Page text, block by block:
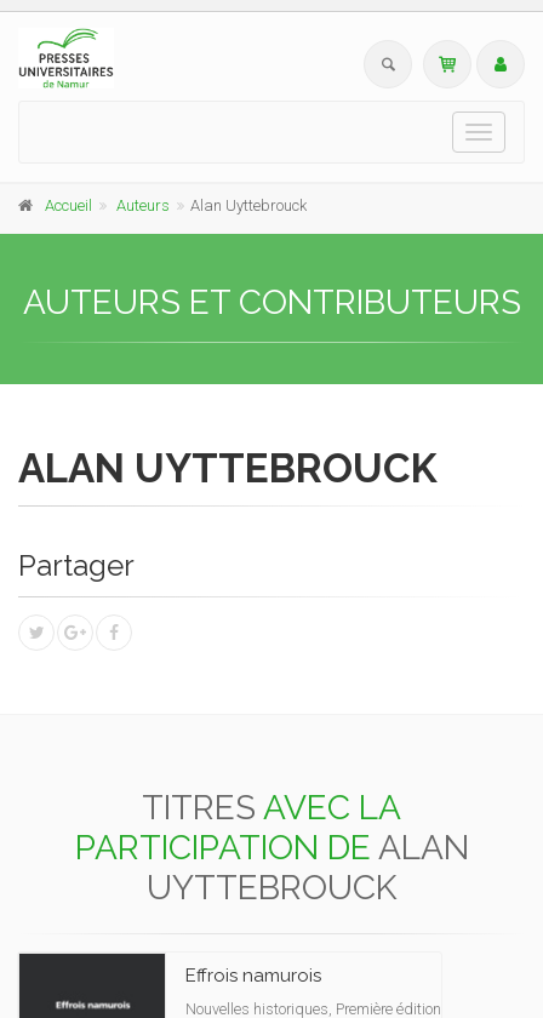
Toggle
Accueil Auteurs Alan Uyttebrouck
AUTEURS ET CONTRIBUTEURS
ALAN UYTTEBROUCK
Partager
TITRES AVEC LA
PARTICIPATION DE ALAN
UYTTEBROUCK
Effrois namurois
Nouvelles historiques, Première édition